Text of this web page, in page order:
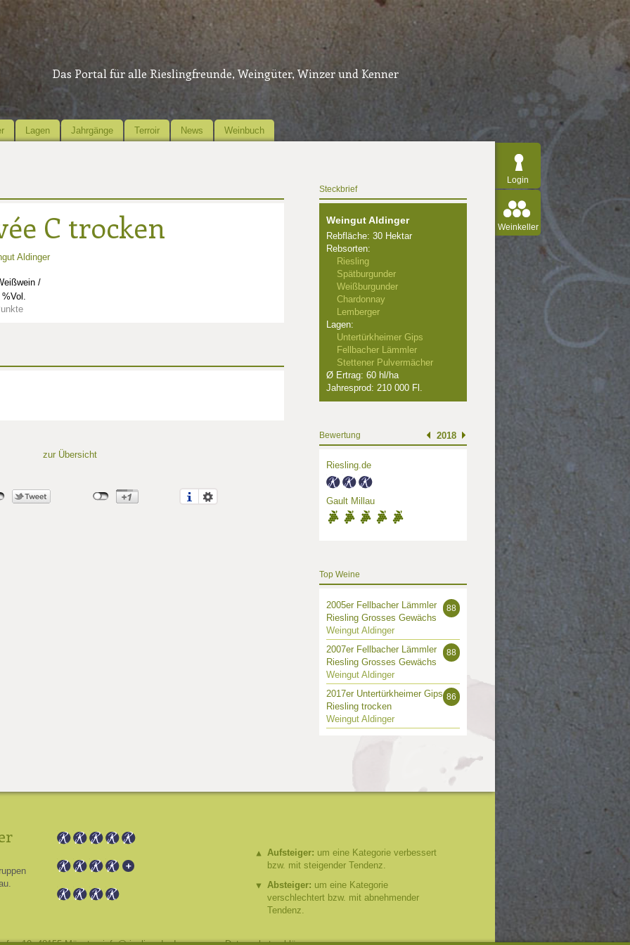
Das Portal für alle Rieslingfreunde, Weingüter, Winzer und Kenner
Lagen Jahrgänge Terroir News Weinbuch
Login
Weinkeller
C trocken
Aldinger
/
%Vol.
zur Übersicht
Steckbrief
Weingut Aldinger
Rebfläche: 30 Hektar
Rebsorten:
Riesling
Spätburgunder
Weißburgunder
Chardonnay
Lemberger
Lagen:
Untertürkheimer Gips
Fellbacher Lämmler
Stettener Pulvermächer
Ø Ertrag: 60 hl/ha
Jahresprod: 210 000 Fl.
Bewertung 2018
Riesling.de
Gault Millau
Top Weine
88
2005er Fellbacher Lämmler
Riesling Grosses Gewächs
Weingut Aldinger
88
2007er Fellbacher Lämmler
Riesling Grosses Gewächs
Weingut Aldinger
86
2017er Untertürkheimer Gips
Riesling trocken
Weingut Aldinger
Aufsteiger: um eine Kategorie verbessert
bzw. mit steigender Tendenz.
Absteiger: um eine Kategorie
verschlechtert bzw. mit abnehmender
Tendenz.